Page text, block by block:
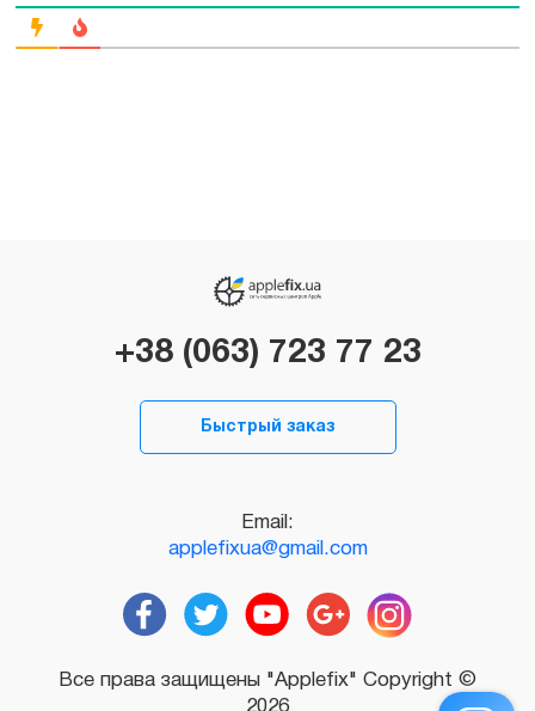
+38 (063) 723 77 23
Быстрый заказ
Email:
applefixua@gmail.com
Все права защищены "Applefix" Copyright ©
2026